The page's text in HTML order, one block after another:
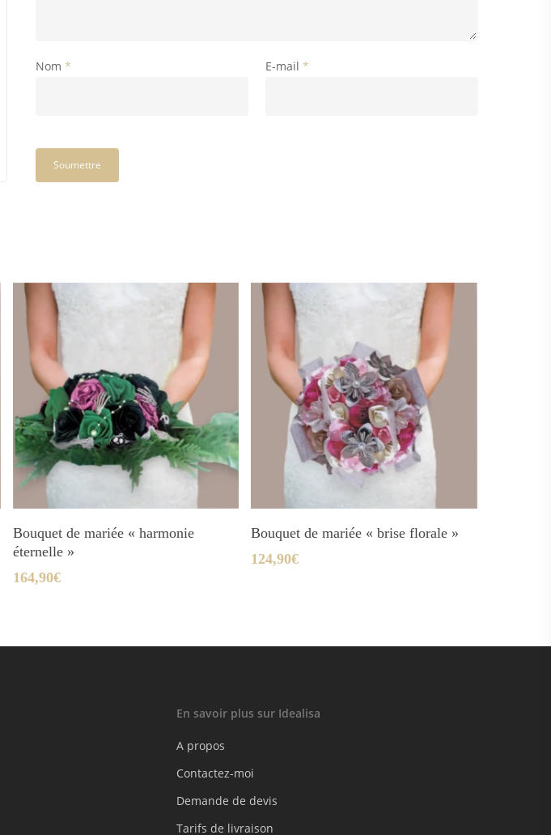
Nom * E-mail*
Ajouter Au Panier
Bouquet de mariée « harmonie
éternelle »
164,90€
Ajouter Au Panier
Bouquet de mariée « brise florale »
124,90€
En savoir plus sur Idealisa
A propos
Contactez-moi
Demande de devis
Tarifs de livraison